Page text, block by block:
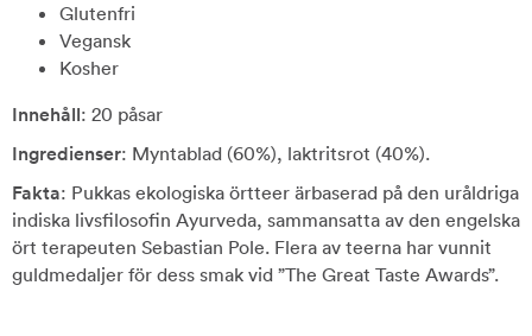
Glutenfri
Vegansk
Kosher
Innehåll: 20 påsar
Ingredienser: Myntablad (60%), laktritsrot (40%).
Fakta: Pukkas ekologiska örtteer ärbaserad på den uråldriga
indiska livsfilosofin Ayurveda, sammansatta av den engelska
ört terapeuten Sebastian Pole. Flera av teerna har vunnit
guldmedaljer för dess smak vid ”The Great Taste Awards”.